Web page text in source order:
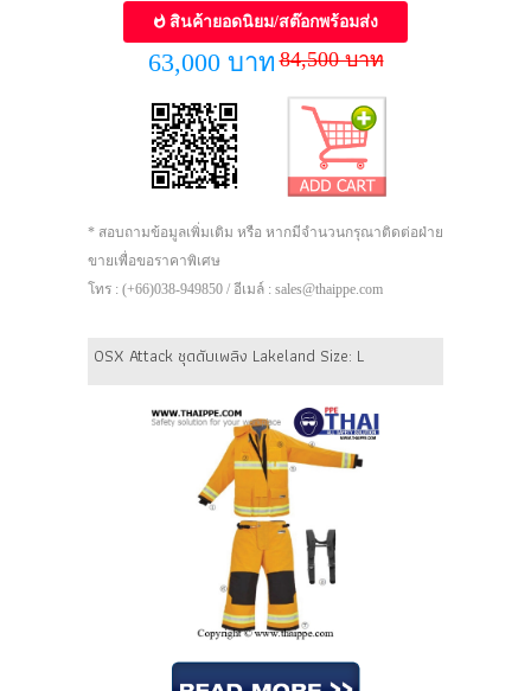
สินค้ายอดนิยม/สต๊อกพร้อมส่ง
63,000 บาท 84,500 บาท
* สอบถามข้อมูลเพิ่มเติม หรือ หากมีจำนวนกรุณาติดต่อฝ่าย
ขายเพื่อขอราคาพิเศษ
โทร : (+66)038-949850 / อีเมล์ : sales@thaippe.com
OSX Attack ชุดดับเพลิง Lakeland Size: L